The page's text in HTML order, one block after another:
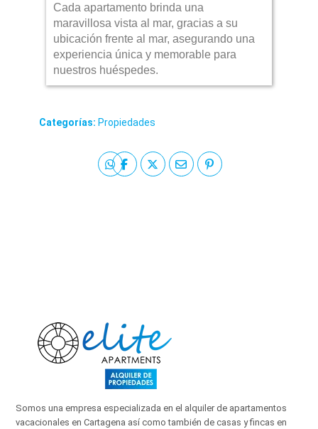
Cada apartamento brinda una
maravillosa vista al mar, gracias a su
ubicación frente al mar, asegurando una
experiencia única y memorable para
nuestros huéspedes.
Categorías: Propiedades
Somos una empresa especializada en el alquiler de apartamentos
vacacionales en Cartagena así como también de casas y fincas en